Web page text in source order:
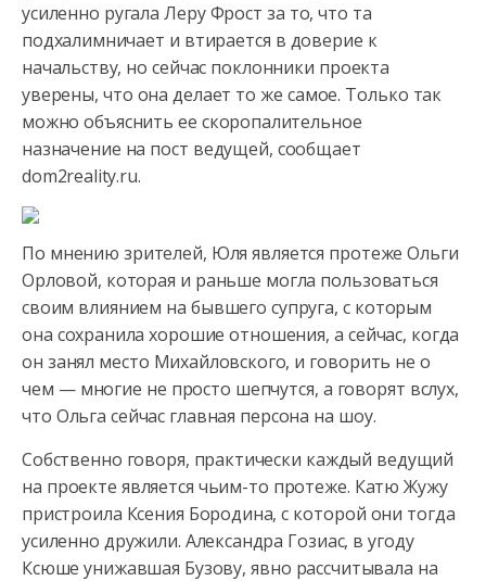
усиленно ругала Леру Фрост за то, что та
подхалимничает и втирается в доверие к
начальству, но сейчас поклонники проекта
уверены, что она делает то же самое. Только так
можно объяснить ее скоропалительное
назначение на пост ведущей, сообщает
dom2reality.ru.
По мнению зрителей, Юля является протеже Ольги
Орловой, которая и раньше могла пользоваться
своим влиянием на бывшего супруга, с которым
она сохранила хорошие отношения, а сейчас, когда
он занял место Михайловского, и говорить не о
чем — многие не просто шепчутся, а говорят вслух,
что Ольга сейчас главная персона на шоу.
Собственно говоря, практически каждый ведущий
на проекте является чьим-то протеже. Катю Жужу
пристроила Ксения Бородина, с которой они тогда
усиленно дружили. Александра Гозиас, в угоду
Ксюше унижавшая Бузову, явно рассчитывала на